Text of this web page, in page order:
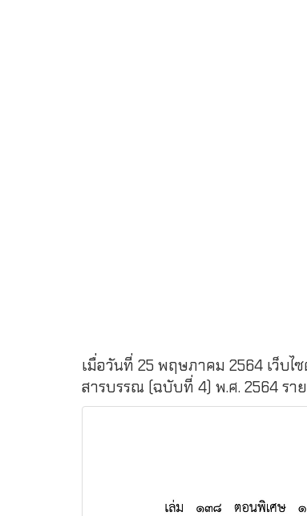
เมื่อวันที่ 25 พฤษภาคม 2564 เว็บไ
สารบรรณ (ฉบับที่ 4) พ.ศ. 2564 รา